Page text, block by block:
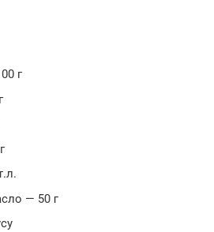
г
— 50 г